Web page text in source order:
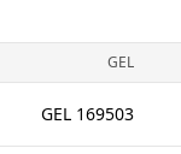
GEL
169503 GEL